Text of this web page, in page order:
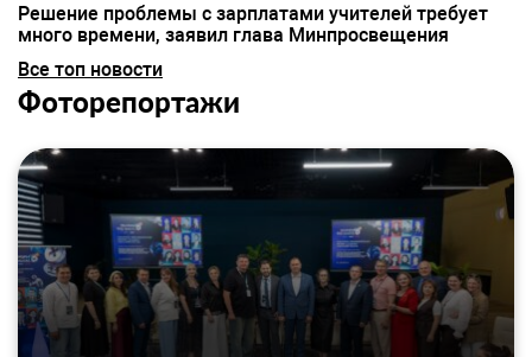
Решение проблемы с зарплатами учителей требует
много времени, заявил глава Минпросвещения
Все топ новости
Фоторепортажи